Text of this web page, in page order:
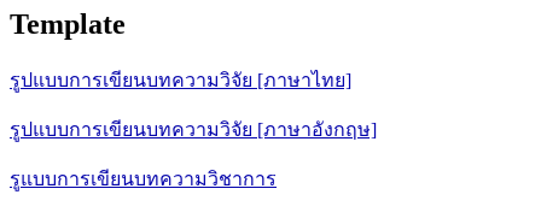
Template
รูปแบบการเขียนบทความวิจัย [ภาษาไทย]
รูปแบบการเขียนบทความวิจัย [ภาษาอังกฤษ]
รูแบบการเขียนบทความวิชาการ